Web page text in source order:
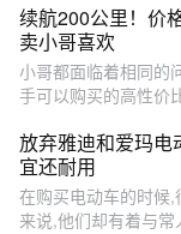
续航200公里！价
卖小哥喜欢
小哥都面临着相同的
手可以购买的高性价
放弃雅迪和爱玛电
宜还耐用
在购买电动车的时候
来说,他们却有着与